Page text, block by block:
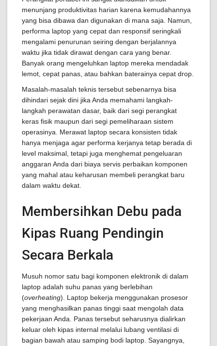
menunjang produktivitas harian karena kemudahannya
yang bisa dibawa dan digunakan di mana saja. Namun,
performa laptop yang cepat dan responsif seringkali
mengalami penurunan seiring dengan berjalannya
waktu jika tidak dirawat dengan cara yang benar.
Banyak orang mengeluhkan laptop mereka mendadak
lemot, cepat panas, atau bahkan baterainya cepat drop.
Masalah-masalah teknis tersebut sebenarnya bisa
dihindari sejak dini jika Anda memahami langkah-
langkah perawatan dasar, baik dari segi perangkat
keras fisik maupun dari segi pemeliharaan sistem
operasinya. Merawat laptop secara konsisten tidak
hanya menjaga agar performa kerjanya tetap berada di
level maksimal, tetapi juga menghemat pengeluaran
anggaran Anda dari biaya servis perbaikan komponen
yang mahal atau keharusan membeli perangkat baru
dalam waktu dekat.
Membersihkan Debu pada
Kipas Ruang Pendingin
Secara Berkala
Musuh nomor satu bagi komponen elektronik di dalam
laptop adalah suhu panas yang berlebihan
(overheating). Laptop bekerja menggunakan prosesor
yang menghasilkan panas tinggi saat mengolah data
pekerjaan Anda. Panas tersebut seharusnya dialirkan
keluar oleh kipas internal melalui lubang ventilasi di
bagian bawah atau samping bodi laptop. Sayangnya,